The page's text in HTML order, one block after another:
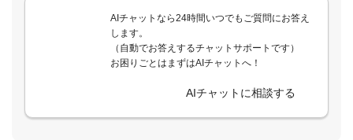
AIチャットなら24時間いつでもご質問にお答え
します。
（自動でお答えするチャットサポートです）
お困りごとはまずはAIチャットへ！
AIチャットに相談する